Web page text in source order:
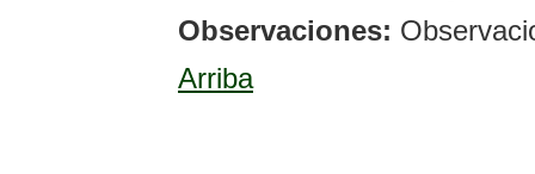
Observaciones:
Arriba